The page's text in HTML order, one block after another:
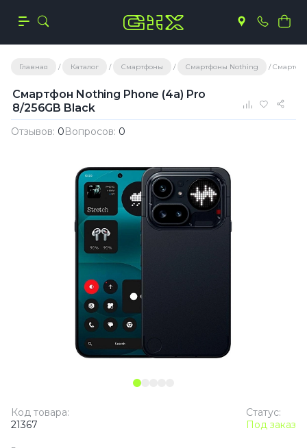
Главная Каталог Смартфоны Смартфоны Nothing
Смартфон Nothing Phone (4a) Pro
8/256GB Black
Отзывов: 0Вопросов: 0
Статус:
Под заказ
Код товара:
21367